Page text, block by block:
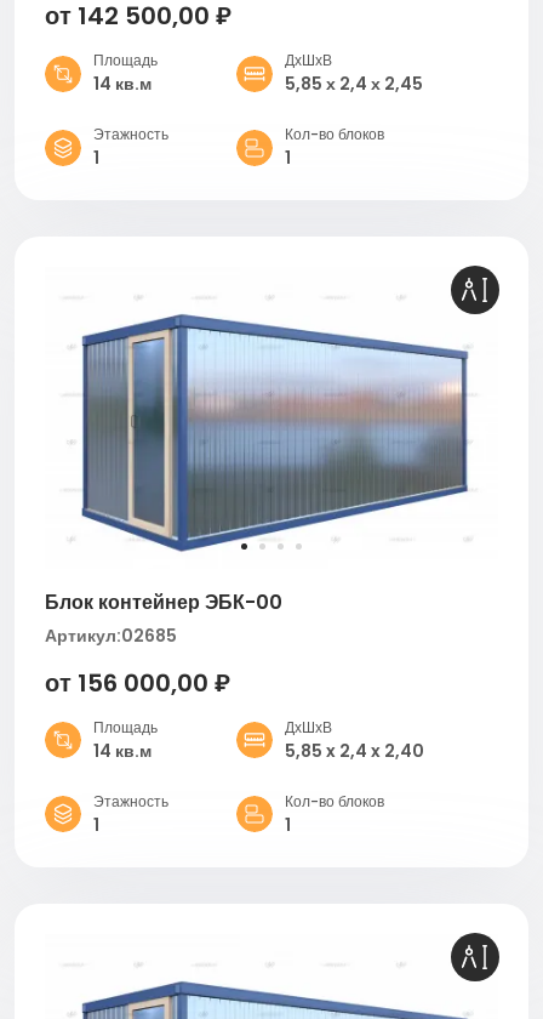
от 142 500,00 ₽
Площадь
14 кв.м
ДхШхВ
5,85 х 2,4 х 2,45
Этажность
1
Кол-во блоков
1
Блок контейнер ЭБК-00
Артикул:02685
от 156 000,00 ₽
Площадь
14 кв.м
ДхШхВ
5,85 x 2,4 x 2,40
Этажность
1
Кол-во блоков
1